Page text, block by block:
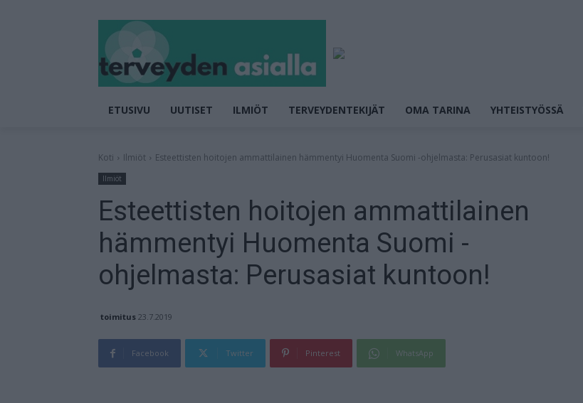
ETUSIVU UUTISET ILMIÖT TERVEYDENTEKIJÄT OMA TARINA YHTEISTYÖSSÄ
Koti Ilmiöt Esteettisten hoitojen ammattilainen hämmentyi Huomenta Suomi -ohjelmasta: Perusasiat kuntoon!
Ilmiöt
Esteettisten hoitojen ammattilainen
hämmentyi Huomenta Suomi -
ohjelmasta: Perusasiat kuntoon!
toimitus 23.7.2019
Facebook Twitter Pinterest WhatsApp